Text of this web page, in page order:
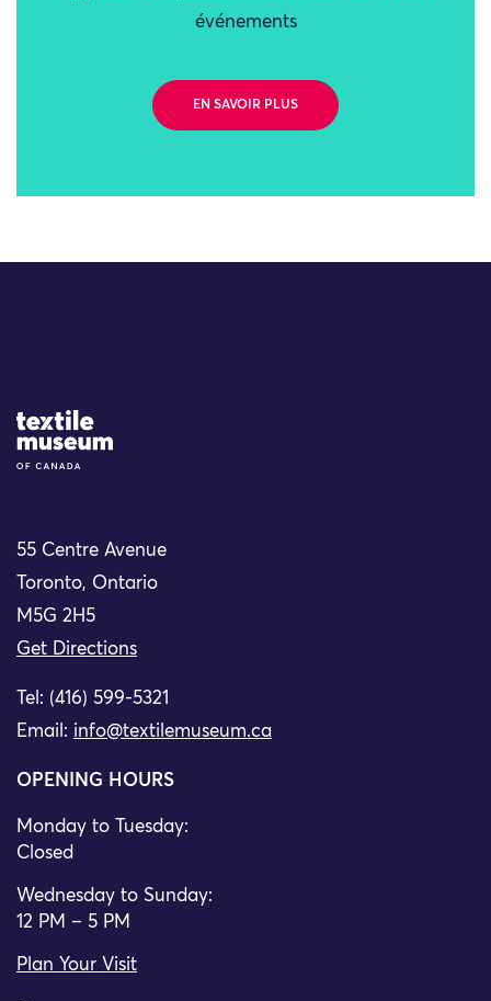
événements
EN SAVOIR PLUS
Site Logo
55 Centre Avenue
Toronto, Ontario
M5G 2H5
Get Directions
Tel: (416) 599-5321
Email: info@textilemuseum.ca
OPENING HOURS
Monday to Tuesday:
Closed
Wednesday to Sunday:
12 PM – 5 PM
Plan Your Visit